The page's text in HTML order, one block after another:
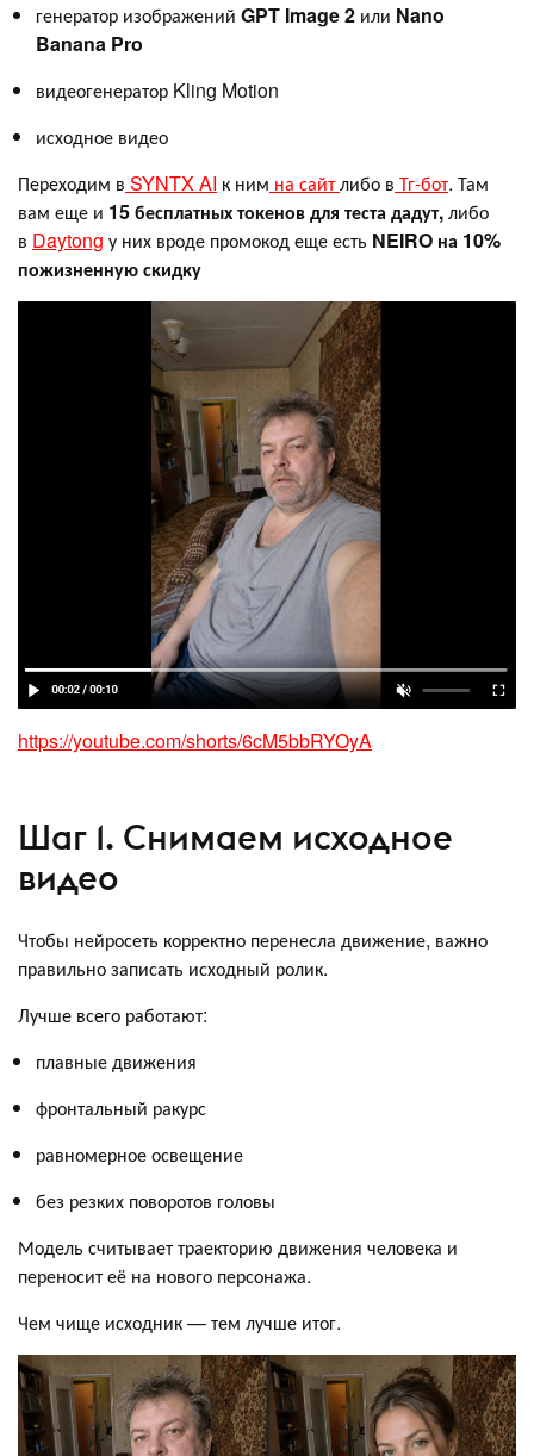
генератор изображений GPT Image 2 или Nano
Banana Pro
видеогенератор Kling Motion
исходное видео
Переходим в SYNTX AI к ним на сайтлибо в Тг-бот. Там
вам еще и 15 бесплатных токенов для теста дадут,либо
в Daytong у них вроде промокод еще есть NEIRO на 10%
пожизненную скидку
https://youtube.com/shorts/6cM5bbRYOyA
Шаг 1. Снимаем исходное
видео
Чтобы нейросеть корректно перенесла движение, важно
правильно записать исходный ролик.
Лучше всего работают:
плавные движения
фронтальный ракурс
равномерное освещение
без резких поворотов головы
Модель считывает траекторию движения человека и
переносит её на нового персонажа.
Чем чище исходник — тем лучше итог.